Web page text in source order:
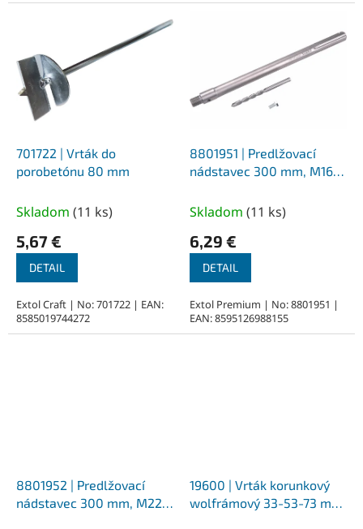
701722 | Vrták do
porobetónu 80 mm
Skladom (11 ks)
5,67 €
DETAIL
Extol Craft | No: 701722 | EAN:
8585019744272
8801951 | Predlžovací
nádstavec 300 mm, M16,
MAX, s vodiacim vrtákom
Skladom (11 ks)
6,29 €
DETAIL
Extol Premium | No: 8801951 |
EAN: 8595126988155
8801952 | Predlžovací
nádstavec 300 mm, M22,
19600 | Vrták korunkový
wolfrámový 33-53-73 mm,